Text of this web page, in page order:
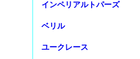
インペリアルトパーズ
ベリル
ユークレース